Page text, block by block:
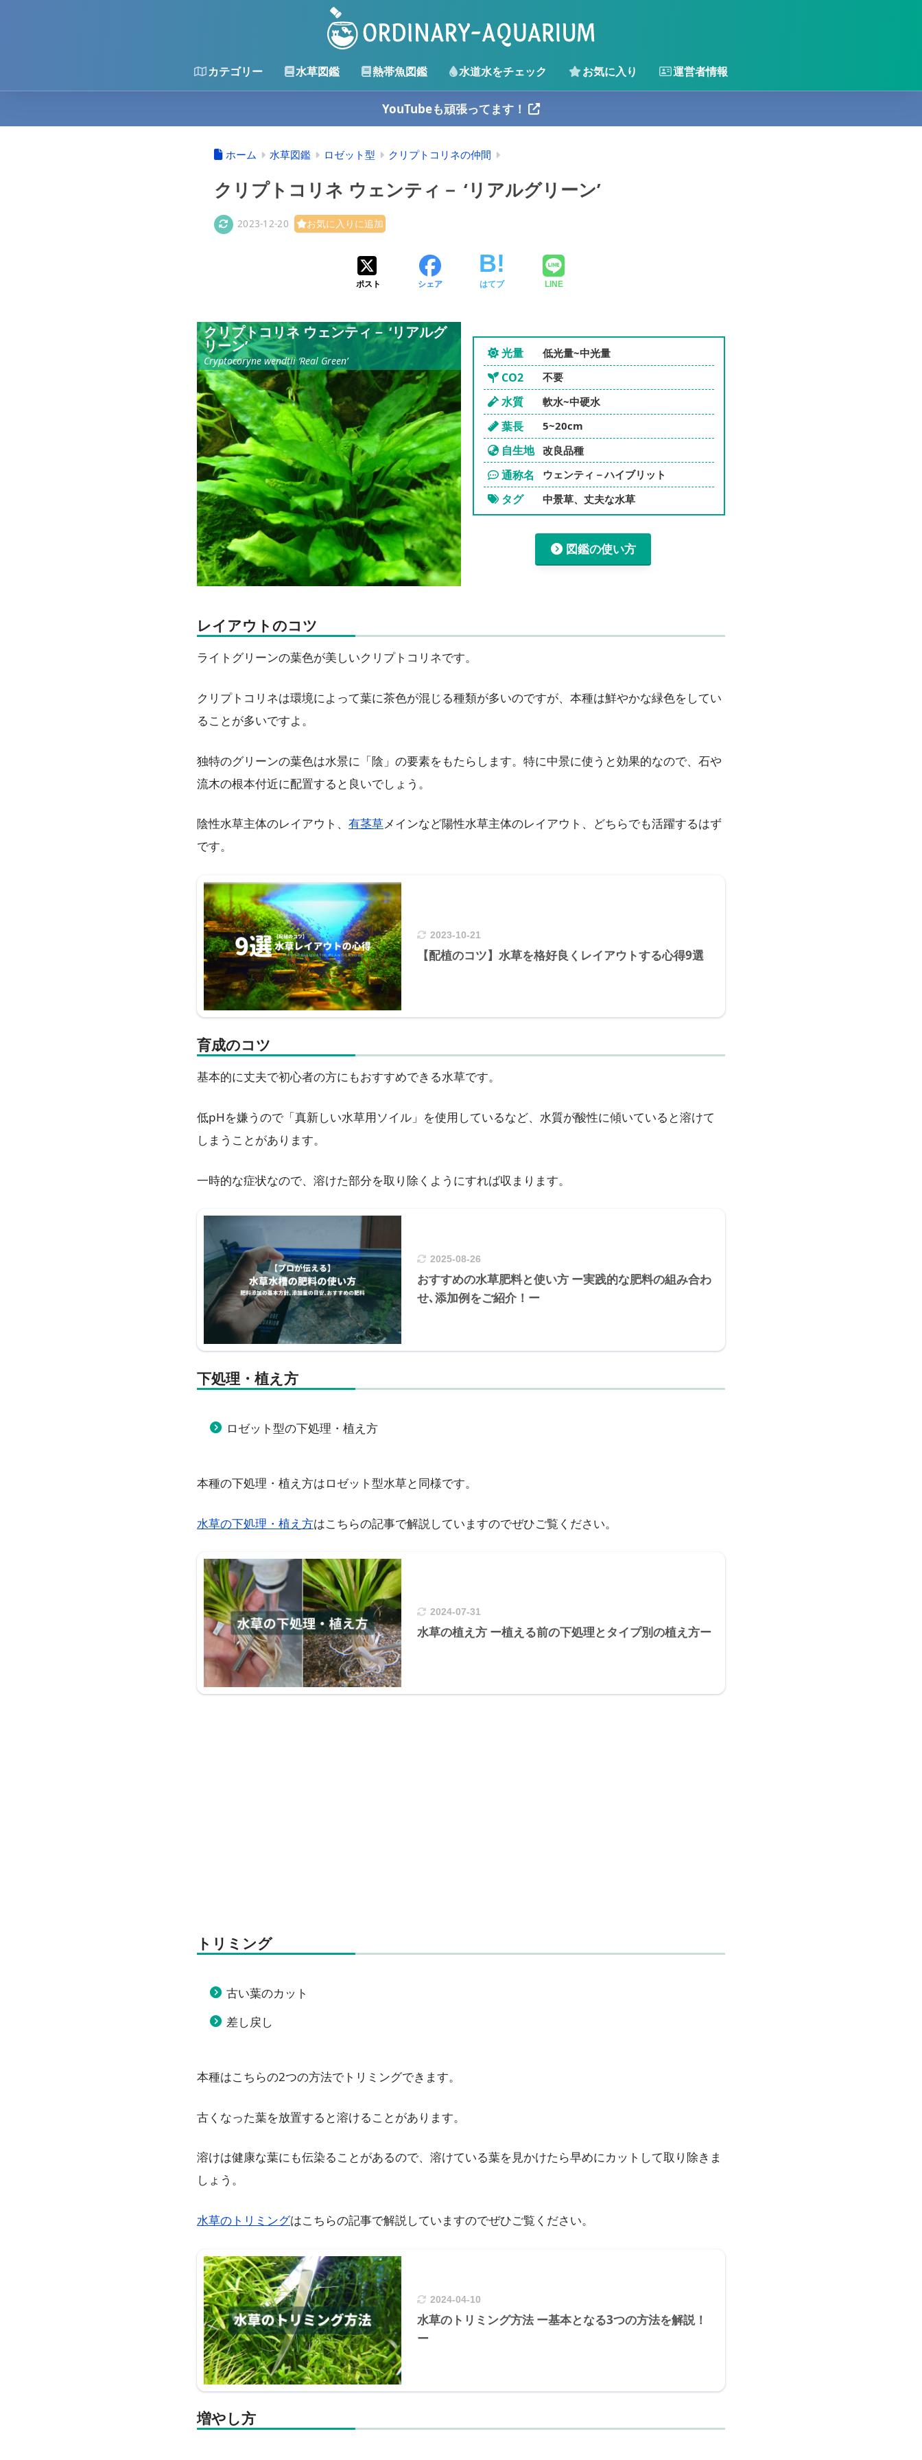
カテゴリー 水草図鑑 熱帯魚図鑑 水道水をチェック お気に入り 運営者情報
YouTubeも頑張ってます！
ホーム 水草図鑑 ロゼット型 クリプトコリネの仲間
クリプトコリネ ウェンティ－ ‘リアルグリーン’
2023-12-20 お気に入りに追加
ポスト シェア はてブ LINE
クリプトコリネ ウェンティ－ ‘リアルグ
リーン’
Cryptocoryne wendtii ‘Real Green’
光量 低光量~中光量
CO2 不要
水質 軟水~中硬水
葉長 5~20cm
自生地 改良品種
通称名 ウェンティ－ハイブリット
タグ 中景草、丈夫な水草
図鑑の使い方
レイアウトのコツ
ライトグリーンの葉色が美しいクリプトコリネです。
クリプトコリネは環境によって葉に茶色が混じる種類が多いのですが、本種は鮮やかな緑色をしてい
ることが多いですよ。
独特のグリーンの葉色は水景に「陰」の要素をもたらします。特に中景に使うと効果的なので、石や
流木の根本付近に配置すると良いでしょう。
陰性水草主体のレイアウト、 有茎草メインなど陽性水草主体のレイアウト、どちらでも活躍するはず
です。
2023-10-21
【配植のコツ】水草を格好良くレイアウトする心得9選
育成のコツ
基本的に丈夫で初心者の方にもおすすめできる水草です。
低pHを嫌うので「真新しい水草用ソイル」を使用しているなど、水質が酸性に傾いていると溶けて
しまうことがあります。
一時的な症状なので、溶けた部分を取り除くようにすれば収まります。
2025-08-26
おすすめの水草肥料と使い方 ー実践的な肥料の組み合わ
せ､添加例をご紹介！ー
下処理・植え方
ロゼット型の下処理・植え方
本種の下処理・植え方はロゼット型水草と同様です。
水草の下処理・植え方はこちらの記事で解説していますのでぜひご覧ください。
2024-07-31
水草の植え方 ー植える前の下処理とタイプ別の植え方ー
トリミング
古い葉のカット
差し戻し
本種はこちらの2つの方法でトリミングできます。
古くなった葉を放置すると溶けることがあります。
溶けは健康な葉にも伝染ることがあるので、溶けている葉を見かけたら早めにカットして取り除きま
しょう。
水草のトリミングはこちらの記事で解説していますのでぜひご覧ください。
2024-04-10
水草のトリミング方法 ー基本となる3つの方法を解説！
ー
増やし方